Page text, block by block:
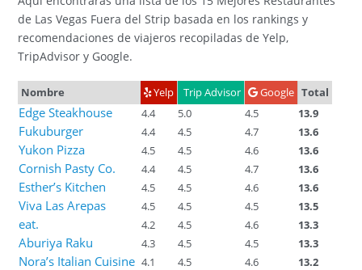
de Las Vegas Fuera del Strip basada en los rankings y
recomendaciones de viajeros recopiladas de Yelp,
TripAdvisor y Google.
Nombre Yelp Trip Advisor Google Total
Edge Steakhouse 4.4 5.0 4.5 13.9
Fukuburger 4.4 4.5 4.7 13.6
Yukon Pizza 4.5 4.5 4.6 13.6
Cornish Pasty Co. 4.4 4.5 4.7 13.6
Esther’s Kitchen 4.5 4.5 4.6 13.6
Viva Las Arepas 4.5 4.5 4.5 13.5
eat. 4.2 4.5 4.6 13.3
Aburiya Raku 4.3 4.5 4.5 13.3
Nora’s Italian Cuisine 4.1 4.5 4.6 13.2